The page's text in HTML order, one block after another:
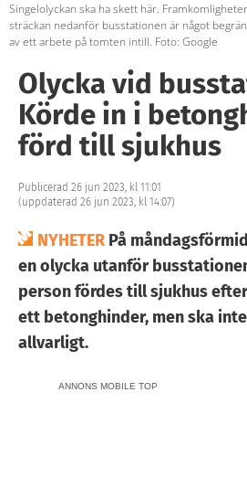
Singelolyckan ska ha skett här.
sträckan nedanför busstationen är något
av ett arbete på tomten intill. Foto: Google
Olycka vid
Körde in i
förd till sjukhus
Publicerad 26 jun 2023, kl 11:01
(uppdaterad 26 jun 2023, kl 14:07)
NYHETER På
en olycka utanför
person fördes till sjukhus
ett betonghinder, men ska
allvarligt.
ANNONS MOBILE TOP